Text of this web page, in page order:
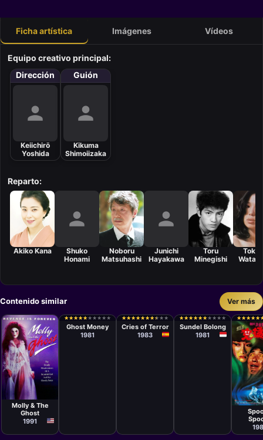
Ficha artística Imágenes Vídeos
Equipo creativo principal:
Dirección
Keiichirō
Yoshida
Guión
Kikuma
Shimoiizaka
Reparto:
Akiko Kana
Shuko
Honami
Noboru
Matsuhashi
Junichi
Hayakawa
Toru
Minegishi
Contenido similar Ver más
Película
Don Jones
Molly & The
Ghost
1991
★
★★
★★
★★
★★
★★
★ ★
★ ★
★ ★
★ ★
★
Chana
Kraprayoon
Ghost Money
1981
★
★★
★★
★★
★★
★★
★★
★★
★ ★
★ ★
★
Paul Naschy
Cries of Terror
1983
★
★★
★★
★★
★★
★★
★★
★ ★
★ ★
★ ★
★
Sisworo
Gautama
Putra
Sundel Bolong
1981
★
★★
★★
★★
★★
★
Kam-